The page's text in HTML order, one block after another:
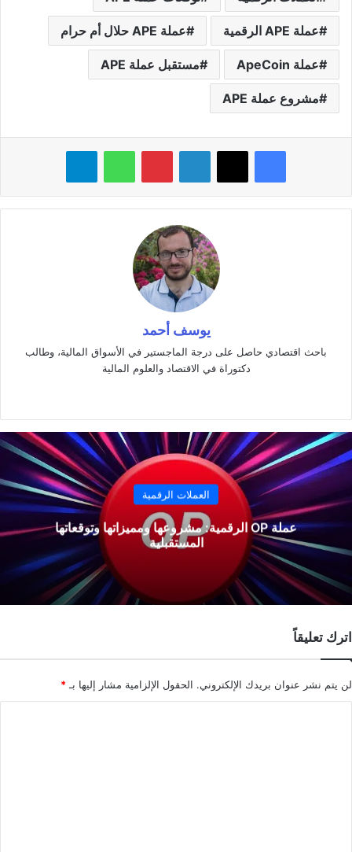
عملة APE الرقمية عملة APE حلال أم حرام
عملة ApeCoin مستقبل عملة APE
مشروع عملة APE
فيسبوك ‫X لينكدإن بينتيريستواتساب تيلقرام
يوسف أحمد
باحث اقتصادي حاصل على درجة الماجستير في الأسواق المالية، وطالب
دكتوراة في الاقتصاد والعلوم المالية
العملات الرقمية
عملة OP الرقمية: مشروعها ومميزاتها وتوقعاتها
المستقبلية
اترك تعليقاً
لن يتم نشر عنوان بريدك الإلكتروني. الحقول الإلزامية مشار إليها بـ*